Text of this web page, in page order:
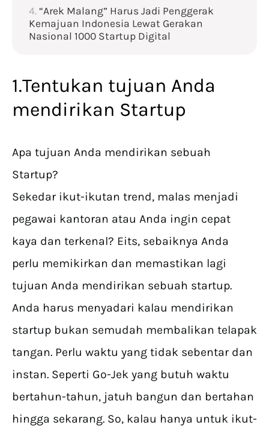
“Arek Malang” Harus Jadi Penggerak
Kemajuan Indonesia Lewat Gerakan
Nasional 1000 Startup Digital
1.Tentukan tujuan Anda
mendirikan Startup
Apa tujuan Anda mendirikan sebuah
Startup?
Sekedar ikut-ikutan trend, malas menjadi
pegawai kantoran atau Anda ingin cepat
kaya dan terkenal? Eits, sebaiknya Anda
perlu memikirkan dan memastikan lagi
tujuan Anda mendirikan sebuah startup.
Anda harus menyadari kalau mendirikan
startup bukan semudah membalikan telapak
tangan. Perlu waktu yang tidak sebentar dan
instan. Seperti Go-Jek yang butuh waktu
bertahun-tahun, jatuh bangun dan bertahan
hingga sekarang. So, kalau hanya untuk ikut-